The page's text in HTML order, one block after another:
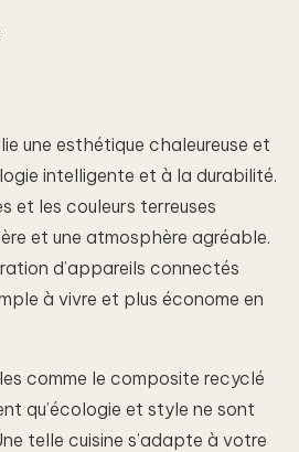
une esthétique chaleureuse et
intelligente et à la durabilité.
et les couleurs terreuses
et une atmosphère agréable.
d’appareils connectés
à vivre et plus économe en
comme le composite recyclé
qu’écologie et style ne sont
telle cuisine s’adapte à votre